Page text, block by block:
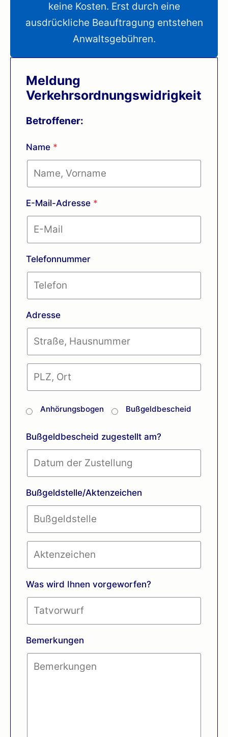
keine Kosten. Erst durch eine
ausdrückliche Beauftragung entstehen
Anwaltsgebühren.
Meldung
Verkehrsordnungswidrigkeit
Betroffener:
Name *
E-Mail-Adresse *
Telefonnummer
Adresse
Anhörungsbogen Bußgeldbescheid
Bußgeldbescheid zugestellt am?
Bußgeldstelle/Aktenzeichen
Was wird Ihnen vorgeworfen?
Bemerkungen